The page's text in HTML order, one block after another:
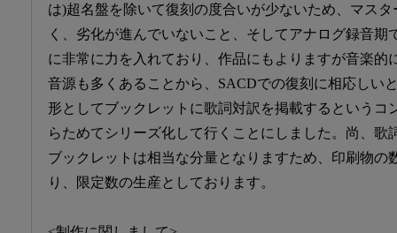
は)超名盤を除いて復刻の度合いが少ないため、マス
く、劣化が進んでいないこと、そしてアナログ録音期
に非常に力を入れており、作品にもよりますが音楽的
音源も多くあることから、SACDでの復刻に相応しい
形としてブックレットに歌詞対訳を掲載するというコ
らためてシリーズ化して行くことにしました。尚、歌
ブックレットは相当な分量となりますため、印刷物の
り、限定数の生産としております。